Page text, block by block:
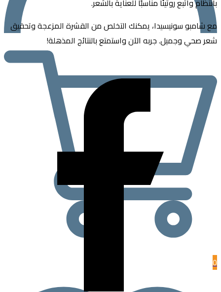
سونيسيدا، يمكنك التخلص من القشرة المزعجة وتحقيق
وجميل. جربه الآن واستمتع بالنتائج المذهلة!